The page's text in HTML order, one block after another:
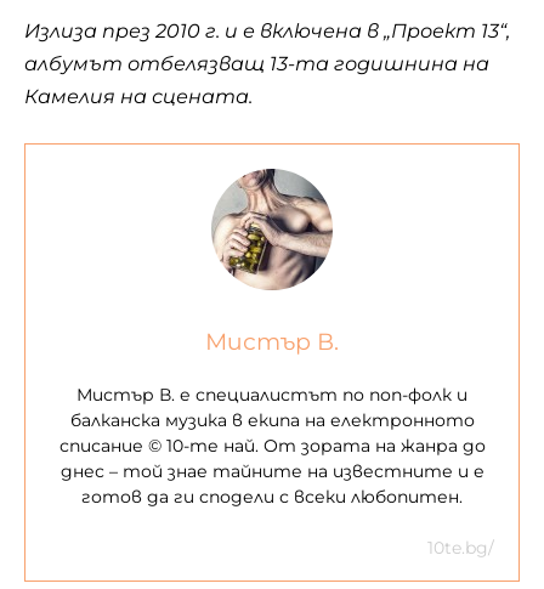
Излиза през 2010 г. и е включена в „Проект 13“,
албумът отбелязващ 13-та годишнина на
Камелия на сцената.
Мистър В.
Мистър В. е специалистът по поп-фолк и
балканска музика в екипа на електронното
списание © 10-те най. От зората на жанра до
днес – той знае тайните на известните и е
готов да ги сподели с всеки любопитен.
10te.bg/